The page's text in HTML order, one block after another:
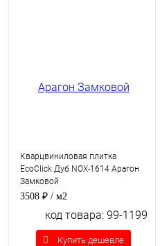
Кварцвиниловая плитка
EcoClick Дуб NOX-1614 Арагон
Замковой
3508 ₽ / м2
код товара: 99-1199
Купить дешевле